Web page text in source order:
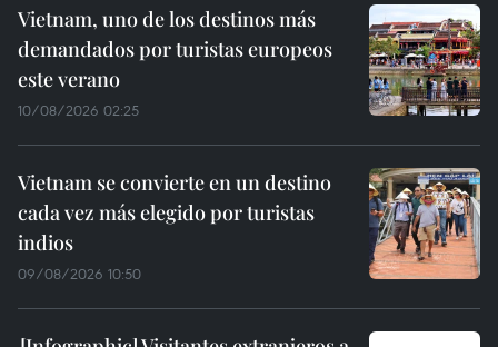
Vietnam, uno de los destinos más
demandados por turistas europeos
este verano
10/08/2026 02:25
Vietnam se convierte en un destino
cada vez más elegido por turistas
indios
09/08/2026 10:50